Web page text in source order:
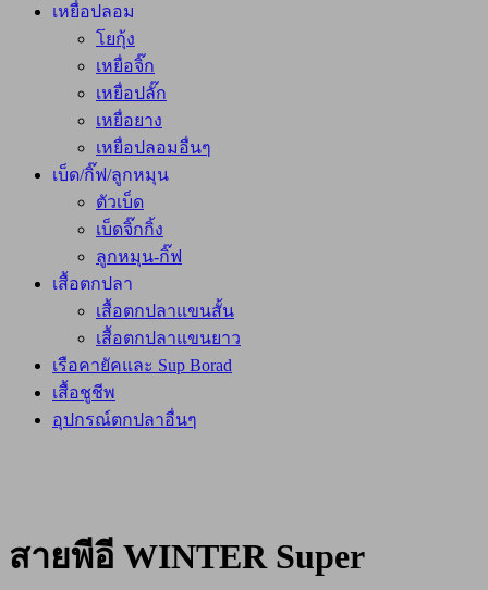
เหยื่อปลอม
โยกุ้ง
เหยื่อจิ๊ก
เหยื่อปลั๊ก
เหยื่อยาง
เหยื่อปลอมอื่นๆ
เบ็ด/กิ๊ฟ/ลูกหมุน
ตัวเบ็ด
เบ็ดจิ๊กกิ้ง
ลูกหมุน-กิ๊ฟ
เสื้อตกปลา
เสื้อตกปลาแขนสั้น
เสื้อตกปลาแขนยาว
เรือคายัคและ Sup Borad
เสื้อชูชีพ
อุปกรณ์ตกปลาอื่นๆ
สายพีอี WINTER Super